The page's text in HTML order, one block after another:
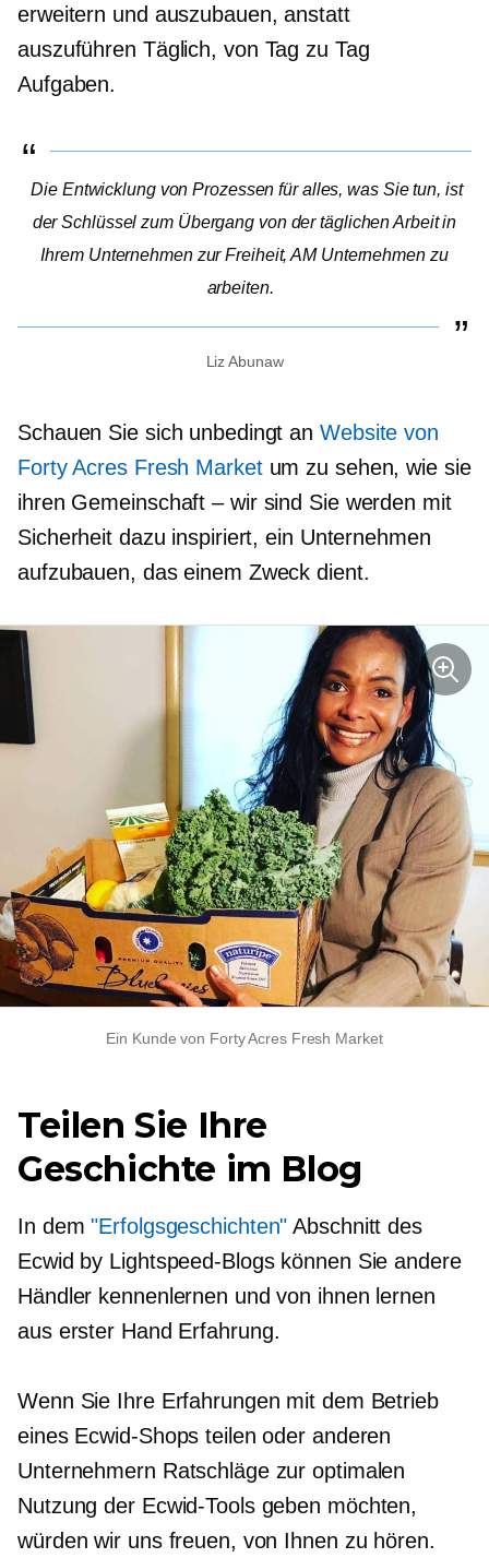
erweitern und auszubauen, anstatt
auszuführen Täglich, von Tag zu Tag
Aufgaben.
Die Entwicklung von Prozessen für alles, was Sie tun, ist
der Schlüssel zum Übergang von der täglichen Arbeit in
Ihrem Unternehmen zur Freiheit, AM Unternehmen zu
arbeiten.
Liz Abunaw
Schauen Sie sich unbedingt an Website von
Forty Acres Fresh Marketum zu sehen, wie sie
ihren Gemeinschaft – wir sind Sie werden mit
Sicherheit dazu inspiriert, ein Unternehmen
aufzubauen, das einem Zweck dient.
Ein Kunde von Forty Acres Fresh Market
Teilen Sie Ihre
Geschichte im Blog
In dem"Erfolgsgeschichten" Abschnitt des
Ecwid by Lightspeed-Blogs können Sie andere
Händler kennenlernen und von ihnen lernen
aus erster Hand Erfahrung.
Wenn Sie Ihre Erfahrungen mit dem Betrieb
eines Ecwid-Shops teilen oder anderen
Unternehmern Ratschläge zur optimalen
Nutzung der Ecwid-Tools geben möchten,
würden wir uns freuen, von Ihnen zu hören.